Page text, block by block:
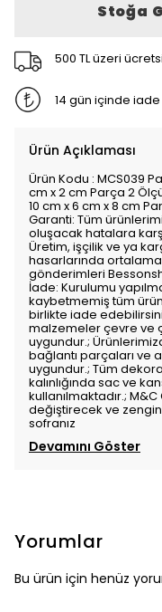
Stoğa
500 TL üzeri
14 gün içinde
Ürün Açıklaması
Ürün Kodu : MCS039
cm x 2 cm Parça 2
10 cm x 6 cm x 8 cm
Garanti: Tüm
oluşacak hatalara
Üretim, işçilik ve ya
hasarlarında
gönderimleri
İade: Kurulumu
kaybetmemiş tüm
birlikte iade
malzemeler çevre ve
uygundur.;
bağlantı parçaları ve
uygundur.; Tüm
kalınlığında sac ve
kullanılmaktadır.;
değiştirecek ve
sofranız
Devamını Göster
Yorumlar
Bu ürün için henüz